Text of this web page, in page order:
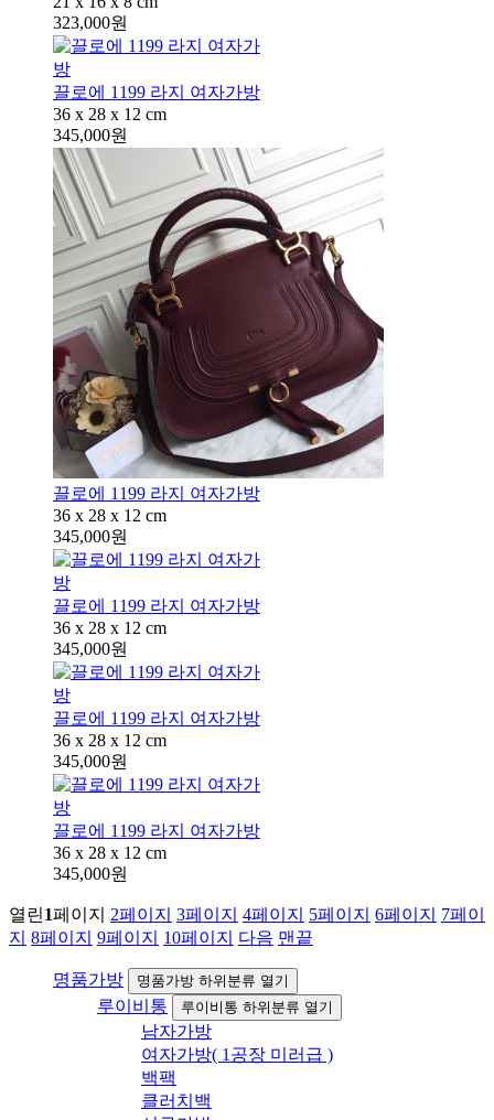
323,000원
끌로에 1199 라지 여자가방
36 x 28 x 12 cm
345,000원
끌로에 1199 라지 여자가방
36 x 28 x 12 cm
345,000원
끌로에 1199 라지 여자가방
36 x 28 x 12 cm
345,000원
끌로에 1199 라지 여자가방
36 x 28 x 12 cm
345,000원
끌로에 1199 라지 여자가방
36 x 28 x 12 cm
345,000원
열린1페이지 2페이지 3페이지 4페이지 5페이지 6페이지 7페이
지 8페이지 9페이지 10페이지 다음 맨끝
명품가방 명품가방 하위분류 열기
루이비통 루이비통 하위분류 열기
남자가방
여자가방( 1공장 미러급 )
백팩
클러치백